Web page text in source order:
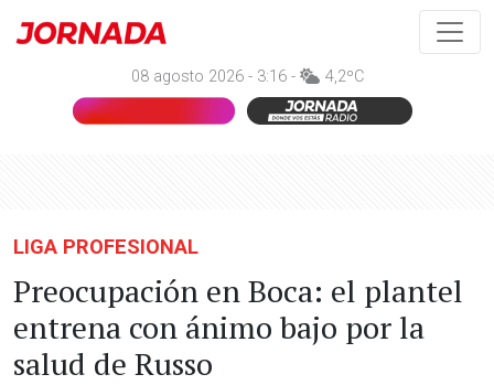
08 agosto 2026 - 3:16 - 4,2ºC
LIGA PROFESIONAL
Preocupación en Boca: el plantel
entrena con ánimo bajo por la
salud de Russo